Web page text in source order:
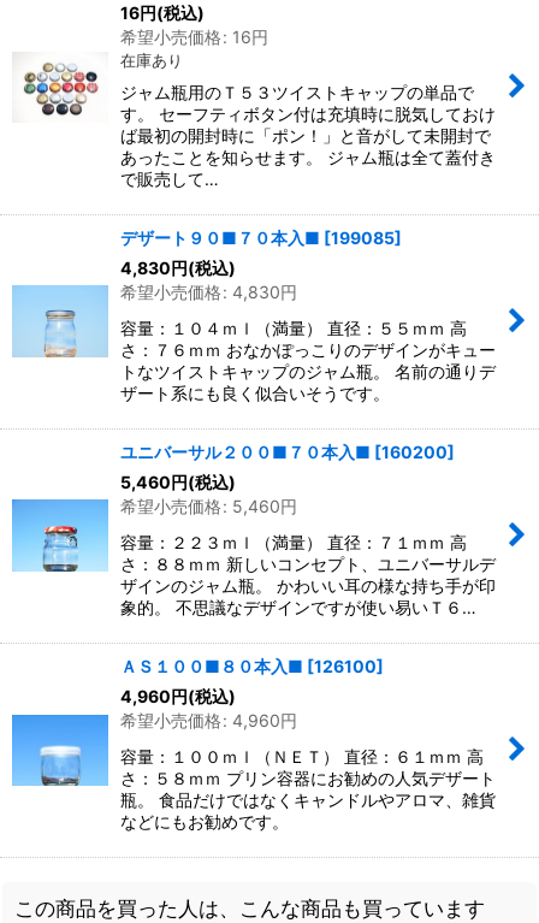
16円(税込)
希望小売価格: 16円
在庫あり
ジャム瓶用のＴ５３ツイストキャップの単品で
す。 セーフティボタン付は充填時に脱気しておけ
ば最初の開封時に「ポン！」と音がして未開封で
あったことを知らせます。 ジャム瓶は全て蓋付き
で販売して…
デザート９０■７０本入■ [199085]
4,830円(税込)
希望小売価格: 4,830円
容量：１０４ｍｌ（満量） 直径：５５ｍｍ 高
さ：７６ｍｍ おなかぽっこりのデザインがキュー
トなツイストキャップのジャム瓶。 名前の通りデ
ザート系にも良く似合いそうです。
ユニバーサル２００■７０本入■ [160200]
5,460円(税込)
希望小売価格: 5,460円
容量：２２３ｍｌ（満量） 直径：７１ｍｍ 高
さ：８８ｍｍ 新しいコンセプト、ユニバーサルデ
ザインのジャム瓶。 かわいい耳の様な持ち手が印
象的。 不思議なデザインですが使い易いＴ６…
ＡＳ１００■８０本入■ [126100]
4,960円(税込)
希望小売価格: 4,960円
容量：１００ｍｌ（ＮＥＴ） 直径：６１ｍｍ 高
さ：５８ｍｍ プリン容器にお勧めの人気デザート
瓶。 食品だけではなくキャンドルやアロマ、雑貨
などにもお勧めです。
この商品を買った人は、こんな商品も買っています